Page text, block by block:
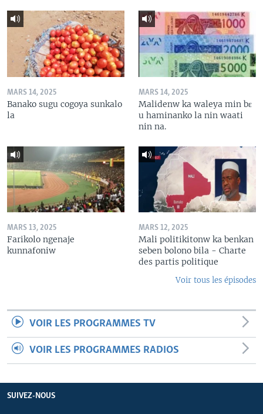
MARS 14, 2025
Banako sugu cogoya sunkalo
la
MARS 14, 2025
Malidenw ka waleya min bɛ
u haminanko la nin waati
nin na.
MARS 13, 2025
Farikolo ngenaje
kunnafoniw
MARS 12, 2025
Mali politikitonw ka benkan
seben bolono bila - Charte
des partis politique
Voir tous les épisodes
VOIR LES PROGRAMMES TV
VOIR LES PROGRAMMES RADIOS
SUIVEZ-NOUS